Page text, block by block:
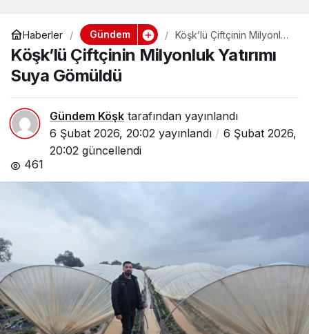
Haberler Gündem
Köşk’lü Çiftçinin Milyonluk
Yatırımı Suya Gömüldü
Köşk’lü Çiftçinin Milyonluk Yatırımı
Suya Gömüldü
Gündem Köşk tarafından yayınlandı
6 Şubat 2026, 20:02 yayınlandı
6 Şubat 2026,
20:02 güncellendi
461